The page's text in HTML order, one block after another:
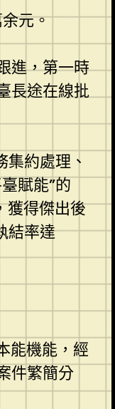
元。
進，第一時
長途在線批
約處理、
賦能”的
獲得傑出後
結率達
能機能，經
件繁簡分